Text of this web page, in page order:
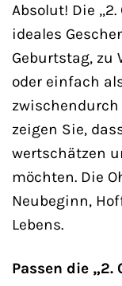
Absolut! Die
ideales
Geburtstag, zu
oder einfach
zeigen Sie,
wertschätzen
möchten. Die
Neubeginn,
Lebens.
Passen die „2.